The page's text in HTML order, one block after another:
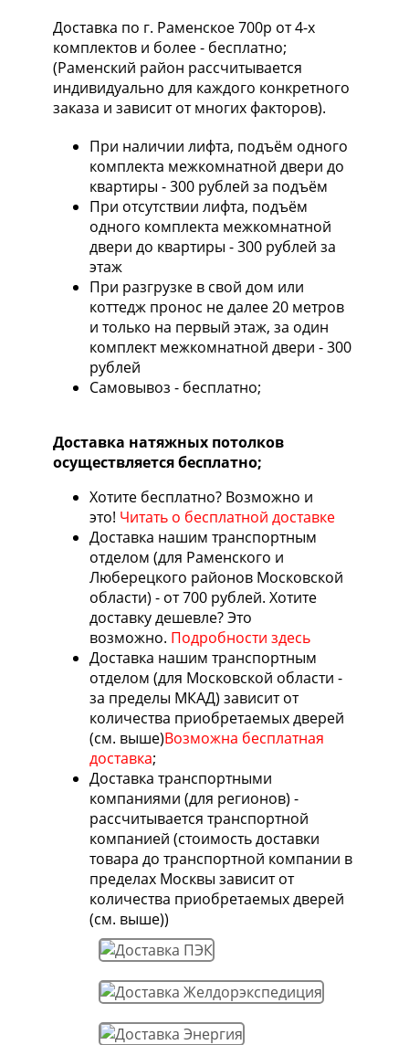
Доставка по г. Раменское 700р от 4-х
комплектов и более - бесплатно;
(Раменский район рассчитывается
индивидуально для каждого конкретного
заказа и зависит от многих факторов).
При наличии лифта, подъём одного
комплекта межкомнатной двери до
квартиры - 300 рублей за подъём
При отсутствии лифта, подъём
одного комплекта межкомнатной
двери до квартиры - 300 рублей за
этаж
При разгрузке в свой дом или
коттедж пронос не далее 20 метров
и только на первый этаж, за один
комплект межкомнатной двери - 300
рублей
Самовывоз - бесплатно;
Доставка натяжных потолков
осуществляется бесплатно;
Хотите бесплатно? Возможно и
это! Читать о бесплатной доставке
Доставка нашим транспортным
отделом (для Раменского и
Люберецкого районов Московской
области) - от 700 рублей. Хотите
доставку дешевле? Это
возможно. Подробности здесь
Доставка нашим транспортным
отделом (для Московской области -
за пределы МКАД) зависит от
количества приобретаемых дверей
(см. выше)Возможна бесплатная
доставка;
Доставка транспортными
компаниями (для регионов) -
рассчитывается транспортной
компанией (стоимость доставки
товара до транспортной компании в
пределах Москвы зависит от
количества приобретаемых дверей
(см. выше))